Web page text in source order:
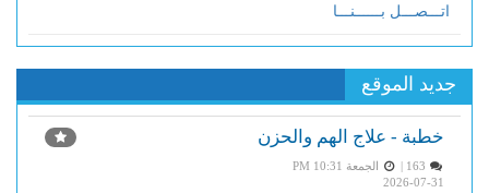
اتـــصـــل بــــــنـــا
جديد الموقع
خطبة - علاج الهم والحزن
الجمعة PM 10:31
2026-07-31